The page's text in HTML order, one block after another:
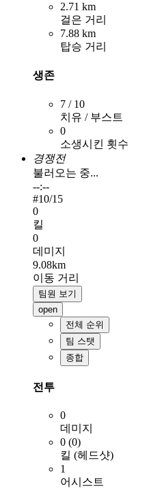
2.71 km
걸은 거리
7.88 km
탑승 거리
생존
7 / 10
치유 / 부스트
0
소생시킨 횟수
경쟁전
불러오는 중...
--:--
#10/15
0
킬
0
데미지
9.08km
이동 거리
팀원 보기
open
전체 순위
팀 스탯
종합
전투
0
데미지
0 (0)
킬 (헤드샷)
1
어시스트